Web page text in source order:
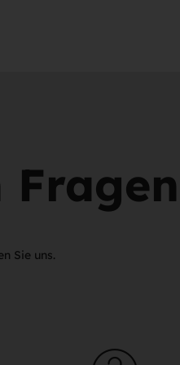
Sie uns.